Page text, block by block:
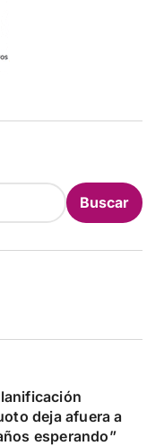
Buscar
deja afuera a
esperando”